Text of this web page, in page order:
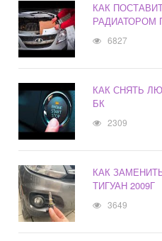
КАК
РАДИАТОРОМ
6827
КАК СНЯТЬ
БК
2309
КАК
ТИГУАН 2009Г
3649